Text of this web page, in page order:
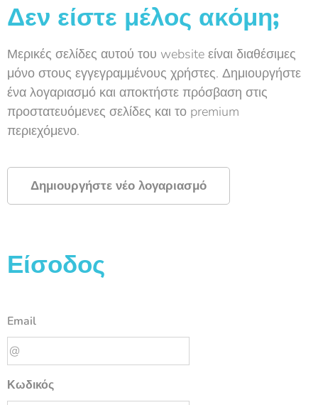
Δεν είστε μέλος ακόμη;
Μερικές σελίδες αυτού του website είναι διαθέσιμες
μόνο στους εγγεγραμμένους χρήστες. Δημιουργήστε
ένα λογαριασμό και αποκτήστε πρόσβαση στις
προστατευόμενες σελίδες και το premium
περιεχόμενο.
Δημιουργήστε νέο λογαριασμό
Είσοδος
Email
Κωδικός